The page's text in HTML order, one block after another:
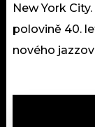
New York
polovině 40.
nového